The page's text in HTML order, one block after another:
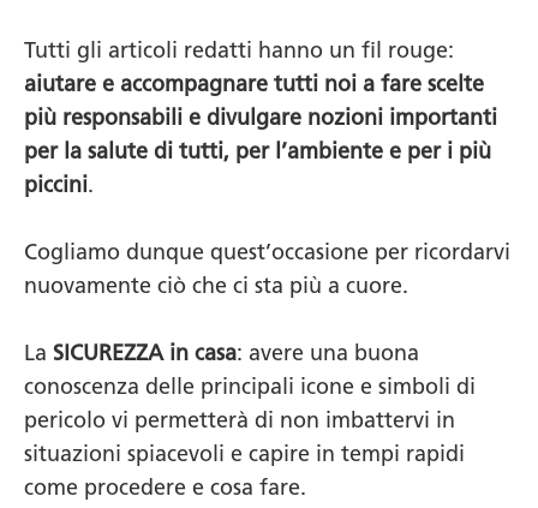
Tutti gli articoli redatti hanno un fil rouge:
aiutare e accompagnare tutti noi a fare scelte
più responsabili e divulgare nozioni importanti
per la salute di tutti, per l’ambiente e per i più
piccini.
Cogliamo dunque quest’occasione per ricordarvi
nuovamente ciò che ci sta più a cuore.
La SICUREZZA in casa: avere una buona
conoscenza delle principali icone e simboli di
pericolo vi permetterà di non imbattervi in
situazioni spiacevoli e capire in tempi rapidi
come procedere e cosa fare.